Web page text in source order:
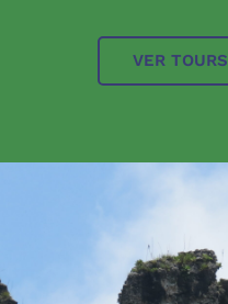
VER TOURS